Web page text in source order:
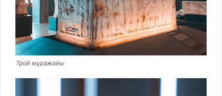
Трой мұражайы